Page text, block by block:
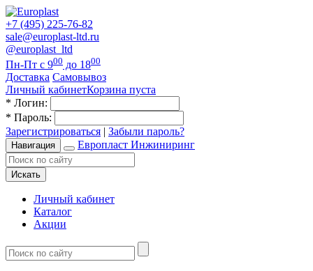
+7 (495) 225-76-82
sale@europlast-ltd.ru
@europlast_ltd
Пн-Пт с 900 до 1800
Доставка Самовывоз
Личный кабинетКорзина пуста
* Логин:
* Пароль:
Зарегистрироваться | Забыли пароль?
Навигация Европласт Инжиниринг
Искать
Личный кабинет
Каталог
Акции